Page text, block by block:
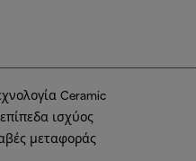
Ceramic
ισχύος
μεταφοράς